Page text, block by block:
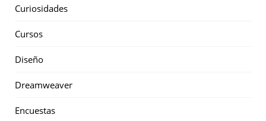
Curiosidades
Cursos
Diseño
Dreamweaver
Encuestas